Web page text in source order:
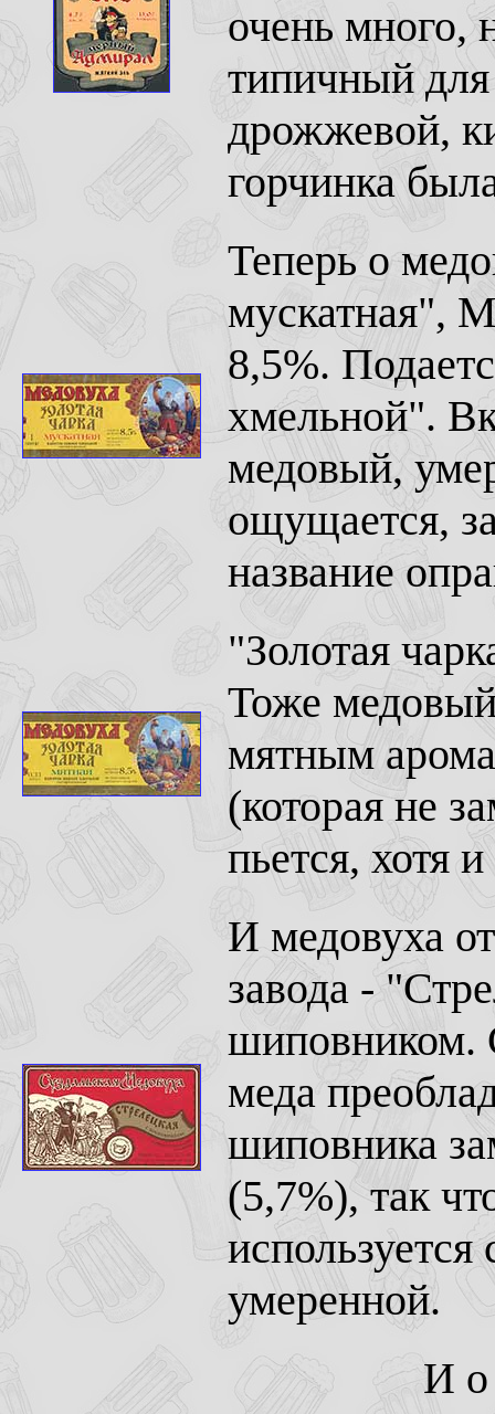
очень много,
типичный
дрожжевой,
горчинка
Теперь о
мускатная",
8,5%.
хмельной".
медовый,
ощущается,
название
"Золотая
Тоже
мятным
(которая не
пьется, хотя
И медовуха
завода -
шиповником.
меда
шиповника
(5,7%), так
используется
умеренной.
И о